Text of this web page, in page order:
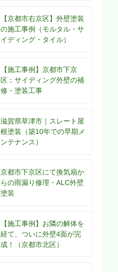
【京都市右京区】外壁塗装
の施工事例（モルタル・サ
イディング・タイル）
【施工事例】京都市下京
区：サイディング外壁の補
修・塗装工事
滋賀県草津市｜スレート屋
根塗装（築10年での早期メ
ンテナンス）
京都市下京区にて換気扇か
らの雨漏り修理・ALC外壁
塗装
【施工事例】お隣の解体を
経て、ついに外壁4面が完
成！（京都市北区）